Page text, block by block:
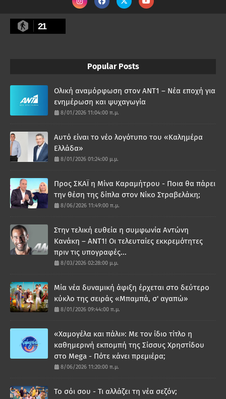
21
Popular Posts
Ολική αναμόρφωση στον ΑΝΤ1 – Νέα εποχή για
ενημέρωση και ψυχαγωγία
8/01/2026 11:04:00 π.μ.
Αυτό είναι το νέο λογότυπο του «Καλημέρα
Ελλάδα»
8/01/2026 01:24:00 μ.μ.
Προς ΣΚΑΪ η Μίνα Καραμήτρου - Ποια θα πάρει
την θέση της δίπλα στον Νίκο Στραβελάκη;
8/06/2026 11:49:00 π.μ.
Στην τελική ευθεία η συμφωνία Αντώνη
Κανάκη – ΑΝΤ1! Οι τελευταίες εκκρεμότητες
πριν τις υπογραφές...
8/03/2026 02:28:00 μ.μ.
Μία νέα δυναμική άφιξη έρχεται στο δεύτερο
κύκλο της σειράς «Μπαμπά, σ' αγαπώ»
8/01/2026 09:44:00 π.μ.
«Χαμογέλα και πάλι»: Με τον ίδιο τίτλο η
καθημερινή εκπομπή της Σίσσυς Χρηστίδου
στο Mega - Πότε κάνει πρεμιέρα;
8/06/2026 11:20:00 π.μ.
Το σόι σου - Τι αλλάζει τη νέα σεζόν;